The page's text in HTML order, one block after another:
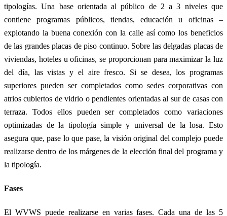
tipologías. Una base orientada al público de 2 a 3 niveles que
contiene programas públicos, tiendas, educación u oficinas –
explotando la buena conexión con la calle así como los beneficios
de las grandes placas de piso continuo. Sobre las delgadas placas de
viviendas, hoteles u oficinas, se proporcionan para maximizar la luz
del día, las vistas y el aire fresco. Si se desea, los programas
superiores pueden ser completados como sedes corporativas con
atrios cubiertos de vidrio o pendientes orientadas al sur de casas con
terraza. Todos ellos pueden ser completados como variaciones
optimizadas de la tipología simple y universal de la losa. Esto
asegura que, pase lo que pase, la visión original del complejo puede
realizarse dentro de los márgenes de la elección final del programa y
la tipología.
Fases
El WVWS puede realizarse en varias fases. Cada una de las 5